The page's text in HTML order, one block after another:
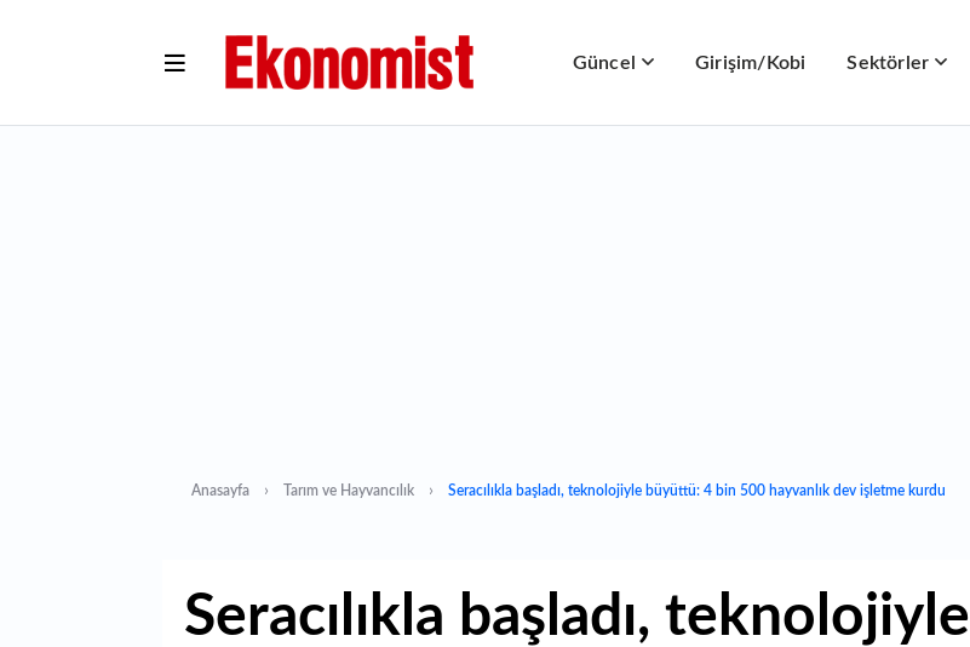
Güncel Girişim/Kobi Sektörler
Anasayfa Tarım ve Hayvancılık Seracılıkla başladı, teknolojiyle büyüttü: 4 bin 500 hayvanlık dev işletme kurdu
Seracılıkla başladı, teknolojiyle